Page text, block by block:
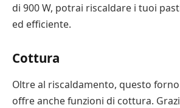
di 900 W, potrai riscaldare i tuoi
ed efficiente.
Cottura
Oltre al riscaldamento, questo
offre anche funzioni di cottura.